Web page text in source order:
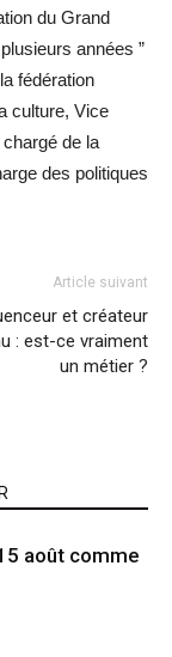
du Grand
années ”
fédération
culture, Vice
de la
des politiques
Article suivant
et créateur
: est-ce vraiment
un métier ?
août comme